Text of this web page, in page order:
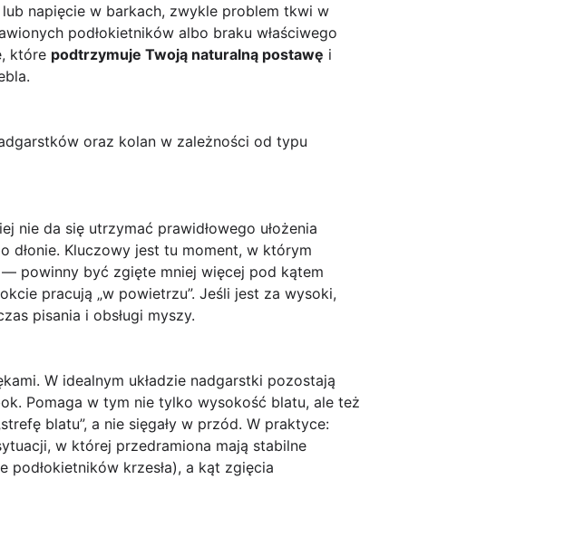
napięcie w barkach, zwykle problem tkwi w
podłokietników albo braku właściwego
które podtrzymuje Twoją naturalną postawę i
oraz kolan w zależności od typu
nie da się utrzymać prawidłowego ułożenia
dłonie. Kluczowy jest tu moment, w którym
— powinny być zgięte mniej więcej pod kątem
pracują „w powietrzu”. Jeśli jest za wysoki,
pisania i obsługi myszy.
W idealnym układzie nadgarstki pozostają
Pomaga w tym nie tylko wysokość blatu, ale też
blatu”, a nie sięgały w przód. W praktyce:
w której przedramiona mają stabilne
krzesła), a kąt zgięcia